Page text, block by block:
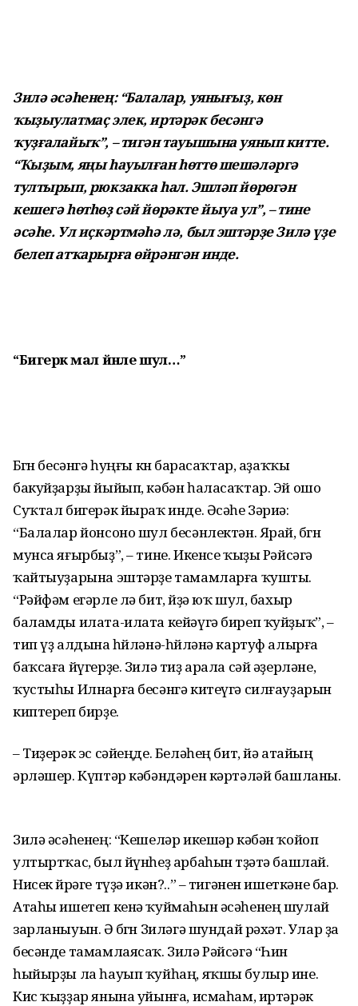
Зилә әсәһенең: “Балалар, уянығыҙ, көн
ҡыҙыулатмаҫ элек, иртәрәк бесәнгә
ҡуҙғалайыҡ”, – тигән тауышына уянып китте.
“Ҡыҙым, яңы һауылған һөттө шешәләргә
тултырып, рюкзакка һал. Эшләп йөрөгән
кешегә һөтһөҙ сәй йөрәкте йыуа ул”, – тине
әсәһе. Ул иҫкәртмәһә лә, был эштәрҙе Зилә үҙе
белеп атҡарырға өйрәнгән инде.
“Бигерәк мал йәнле шул…”
Бөгөн бесәнгә һуңғы көн барасаҡтар, аҙаҡҡы
бакуйҙарҙы йыйып, кәбән һаласаҡтар. Эй ошо
Суҡтал бигерәк йыраҡ инде. Әсәһе Зәриә:
“Балалар йонсоно шул бесәнлектән. Ярай, бөгөн
мунса яғырбыҙ”, – тине. Икенсе ҡыҙы Рәйсәгә
ҡайтыуҙарына эштәрҙе тамамларға ҡушты.
“Рәйфәм егәрле лә бит, өйҙә юҡ шул, бахыр
баламды илата-илата кейәүгә биреп ҡуйҙыҡ”, –
тип үҙ алдына һөйләнә-һөйләнә картуф алырға
баҡсаға йүгерҙе. Зилә тиҙ арала сәй әҙерләне,
ҡустыһы Илнарға бесәнгә китеүгә силғауҙарын
киптереп бирҙе.
– Тиҙерәк эс сәйеңде. Беләһең бит, йә атайың
әрләшер. Күптәр кәбәндәрен кәртәләй башланы.
Зилә әсәһенең: “Кешеләр икешәр кәбән ҡойоп
ултыртҡас, был йүнһеҙ арбаһын төҙәтә башлай.
Нисек йөрәге түҙә икән?..” – тигәнен ишеткәне бар.
Атаһы ишетеп кенә ҡуймаһын әсәһенең шулай
зарланыуын. Ә бөгөн Зиләгә шундай рәхәт. Улар ҙа
бесәнде тамамлаясаҡ. Зилә Рәйсәгә “Һин
һыйырҙы ла һауып ҡуйһаң, яҡшы булыр ине.
Кис ҡыҙҙар янына уйынға, исмаһам, иртәрәк